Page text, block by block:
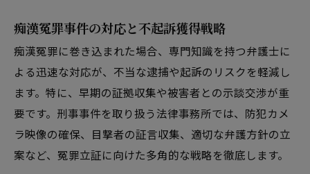
痴漢冤罪事件の対応と不起訴獲得戦略
痴漢冤罪に巻き込まれた場合、専門知識を持つ弁護士に
よる迅速な対応が、不当な逮捕や起訴のリスクを軽減し
ます。特に、早期の証拠収集や被害者との示談交渉が重
要です。刑事事件を取り扱う法律事務所では、防犯カメ
ラ映像の確保、目撃者の証言収集、適切な弁護方針の立
案など、冤罪立証に向けた多角的な戦略を徹底します。